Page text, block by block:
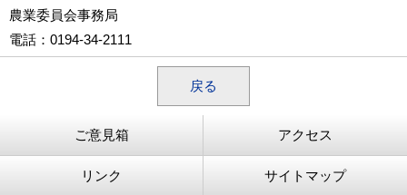
農業委員会事務局
電話 ：0194-34-2111
戻る
ご意見箱 アクセス
リンク サイトマップ